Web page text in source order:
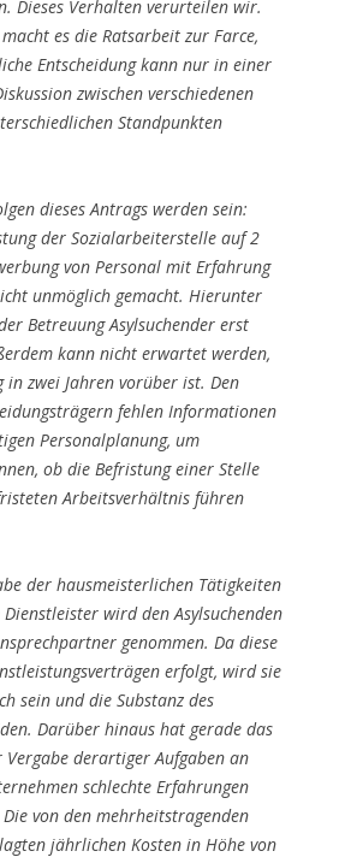
Dieses Verhalten verurteilen wir.
es die Ratsarbeit zur Farce,
Entscheidung kann nur in einer
zwischen verschiedenen
Standpunkten
dieses Antrags werden sein:
der Sozialarbeiterstelle auf 2
von Personal mit Erfahrung
unmöglich gemacht. Hierunter
Betreuung Asylsuchender erst
kann nicht erwartet werden,
in zwei Jahren vorüber ist. Den
fehlen Informationen
Personalplanung, um
ob die Befristung einer Stelle
Arbeitsverhältnis führen
der hausmeisterlichen Tätigkeiten
wird den Asylsuchenden
genommen. Da diese
erfolgt, wird sie
sein und die Substanz des
Darüber hinaus hat gerade das
Vergabe derartiger Aufgaben an
schlechte Erfahrungen
von den mehrheitstragenden
jährlichen Kosten in Höhe von